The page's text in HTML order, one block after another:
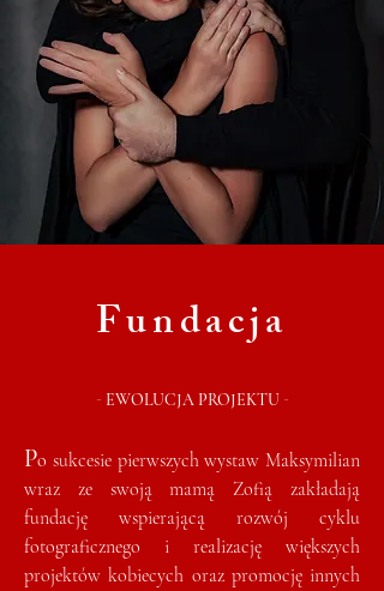
Fundacja
- EWOLUCJA PROJEKTU -
Po sukcesie pierwszych wystaw Maksymilian
wraz ze swoją mamą Zofią zakładają
fundację wspierającą rozwój cyklu
fotograficznego i realizację większych
projektów kobiecych oraz promocję innych